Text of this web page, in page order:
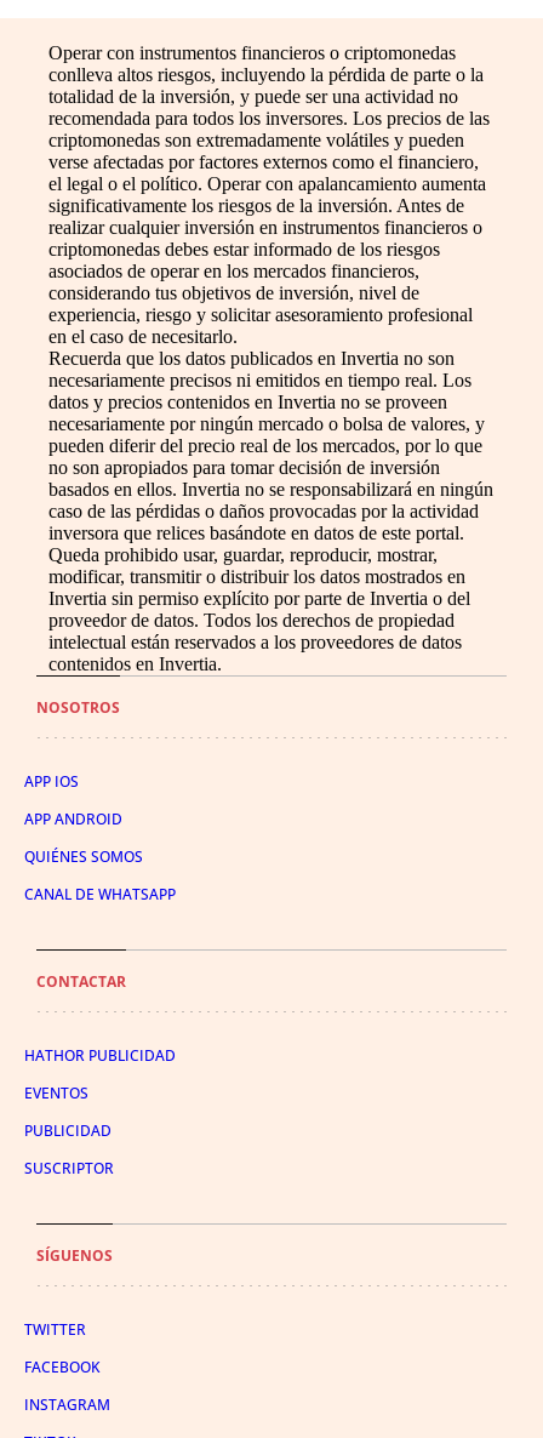
Operar con instrumentos financieros o criptomonedas
conlleva altos riesgos, incluyendo la pérdida de parte o la
totalidad de la inversión, y puede ser una actividad no
recomendada para todos los inversores. Los precios de las
criptomonedas son extremadamente volátiles y pueden
verse afectadas por factores externos como el financiero,
el legal o el político. Operar con apalancamiento aumenta
significativamente los riesgos de la inversión. Antes de
realizar cualquier inversión en instrumentos financieros o
criptomonedas debes estar informado de los riesgos
asociados de operar en los mercados financieros,
considerando tus objetivos de inversión, nivel de
experiencia, riesgo y solicitar asesoramiento profesional
en el caso de necesitarlo.
Recuerda que los datos publicados en Invertia no son
necesariamente precisos ni emitidos en tiempo real. Los
datos y precios contenidos en Invertia no se proveen
necesariamente por ningún mercado o bolsa de valores, y
pueden diferir del precio real de los mercados, por lo que
no son apropiados para tomar decisión de inversión
basados en ellos. Invertia no se responsabilizará en ningún
caso de las pérdidas o daños provocadas por la actividad
inversora que relices basándote en datos de este portal.
Queda prohibido usar, guardar, reproducir, mostrar,
modificar, transmitir o distribuir los datos mostrados en
Invertia sin permiso explícito por parte de Invertia o del
proveedor de datos. Todos los derechos de propiedad
intelectual están reservados a los proveedores de datos
contenidos en Invertia.
NOSOTROS
APP IOS
APP ANDROID
QUIÉNES SOMOS
CANAL DE WHATSAPP
CONTACTAR
HATHOR PUBLICIDAD
EVENTOS
PUBLICIDAD
SUSCRIPTOR
SÍGUENOS
TWITTER
FACEBOOK
INSTAGRAM